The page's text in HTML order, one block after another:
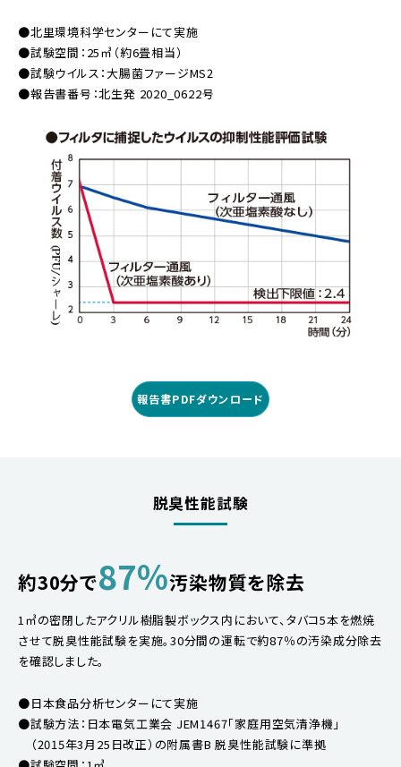
●北里環境科学センターにて実施
●試験空間：25㎥（約6畳相当）
●試験ウイルス：大腸菌ファージMS2
●報告書番号：北生発 2020_0622号
報告書PDFダウンロード
脱臭性能試験
約30分で87％汚染物質を除去
1㎥の密閉したアクリル樹脂製ボックス内において、タバコ5本を燃焼
させて脱臭性能試験を実施。30分間の運転で約87％の汚染成分除去
を確認しました。
●日本食品分析センターにて実施
●試験方法：日本電気工業会 JEM1467「家庭用空気清浄機」
（2015年3月25日改正）の附属書B 脱臭性能試験に準拠